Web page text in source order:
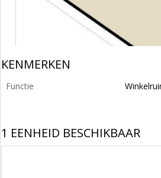
KENMERKEN
Functie
1 EENHEID BESCHIKBAAR